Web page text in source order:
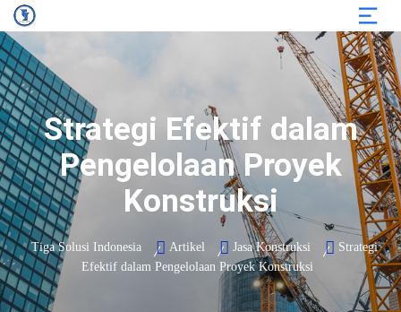
Strategi Efektif dalam
Pengelolaan Proyek
Konstruksi
Tiga Solusi Indonesia Artikel Jasa Konstruksi
Strategi
Efektif dalam Pengelolaan Proyek Konstruksi